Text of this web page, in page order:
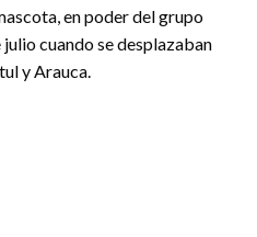
en poder del grupo
cuando se desplazaban
y Arauca.